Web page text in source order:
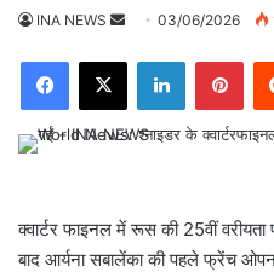
INA NEWS
d
a
m
a
03/06/2026
क्वार्टर फाइनल में रूस की 25वीं वरीयता
बाद आर्यना सबालेंका की पहले फ्रेंच